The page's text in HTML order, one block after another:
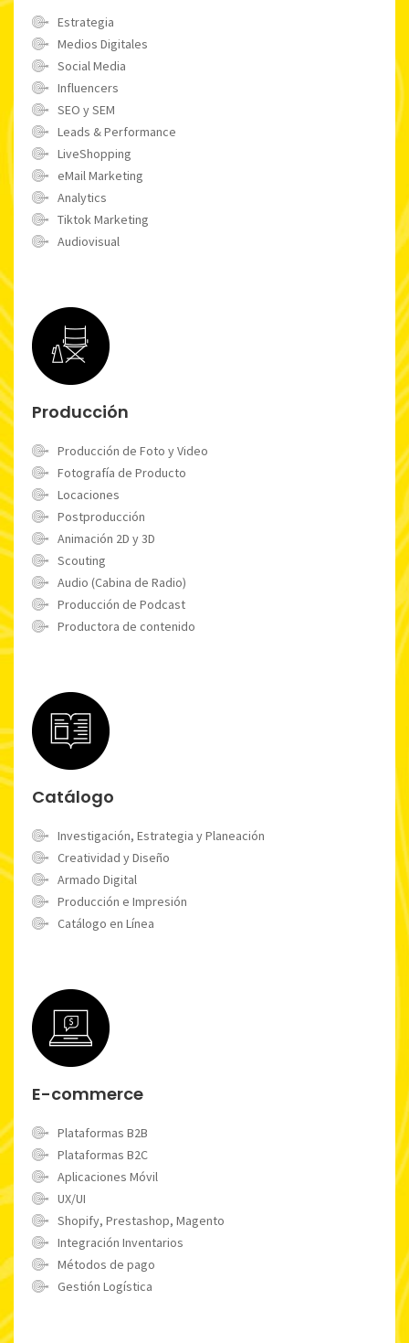
Estrategia
Medios Digitales
Social Media
Influencers
SEO y SEM
Leads & Performance
LiveShopping
eMail Marketing
Analytics
Tiktok Marketing
Audiovisual
Producción
Producción de Foto y Video
Fotografía de Producto
Locaciones
Postproducción
Animación 2D y 3D
Scouting
Audio (Cabina de Radio)
Producción de Podcast
Productora de contenido
Catálogo
Investigación, Estrategia y Planeación
Creatividad y Diseño
Armado Digital
Producción e Impresión
Catálogo en Línea
E-commerce
Plataformas B2B
Plataformas B2C
Aplicaciones Móvil
UX/UI
Shopify, Prestashop, Magento
Integración Inventarios
Métodos de pago
Gestión Logística